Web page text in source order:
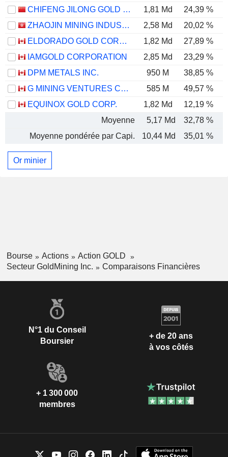
CHIFENG JILONG GOLD MINING GROUP LIMITED
1,81 Md 24,39 %
ZHAOJIN MINING INDUSTRY COMPANY LIMITED
2,58 Md 20,02 %
ELDORADO GOLD CORPORATION
1,82 Md 27,89 %
IAMGOLD CORPORATION
2,85 Md 23,29 %
DPM METALS INC.
950 M 38,85 %
G MINING VENTURES CORP.
585 M 49,57 %
EQUINOX GOLD CORP.
1,82 Md 12,19 %
Moyenne
5,17 Md 32,78 %
Moyenne pondérée par Capi.
10,44 Md 35,01 %
Or minier
Bourse Actions
Action GOLD
Secteur GoldMining Inc.
Comparaisons Financières
N°1 du Conseil
Boursier
+ de 20 ans
à vos côtés
+ 1 300 000
membres